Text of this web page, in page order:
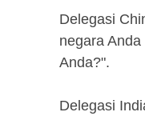
Delegasi
negara
Anda?".
Delegasi